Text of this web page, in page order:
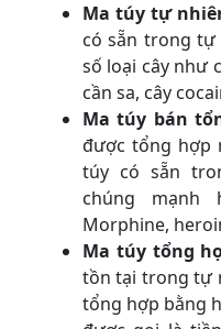
Ma túy tự
có sẵn trong tự
số loại cây như
cần sa, cây
Ma túy bán
được tổng hợp
túy có sẵn
chúng
Morphine,
Ma túy tổng
tồn tại trong tự
tổng hợp bằng